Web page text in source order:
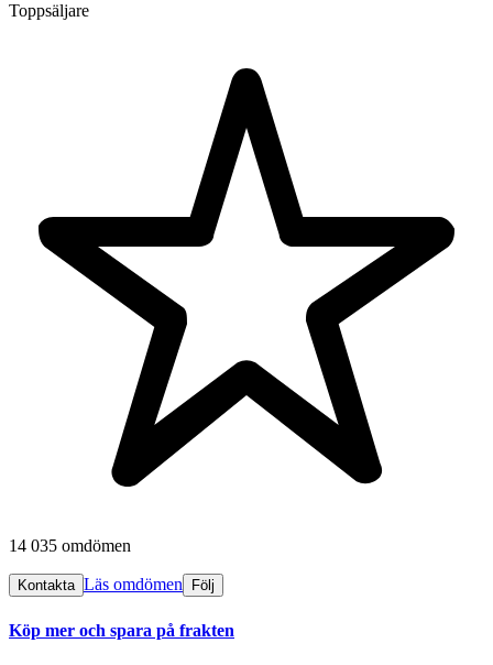
Toppsäljare
14 035 omdömen
Kontakta Läs omdömen Följ
Köp mer och spara på frakten